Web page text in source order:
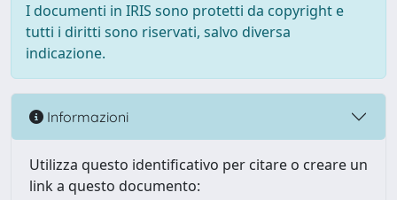
I documenti in IRIS sono protetti da copyright e
tutti i diritti sono riservati, salvo diversa
indicazione.
Informazioni
Utilizza questo identificativo per citare o creare un
link a questo documento: